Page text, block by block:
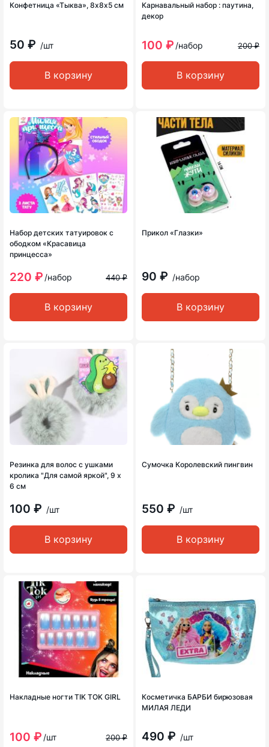
Конфетница «Тыква», 8х8х5 см
50 ₽ /шт
В корзину
Карнавальный набор : паутина,
декор
100 ₽ /набор 200 ₽
В корзину
Набор детских татуировок с
ободком «Красавица
принцесса»
220 ₽ /набор 440 ₽
В корзину
Прикол «Глазки»
90 ₽ /набор
В корзину
Резинка для волос с ушками
кролика "Для самой яркой", 9 х
6 см
100 ₽ /шт
В корзину
Сумочка Королевский пингвин
550 ₽ /шт
В корзину
Накладные ногти TIK TOK GIRL
100 ₽ /шт 200 ₽
Косметичка БАРБИ бирюзовая
МИЛАЯ ЛЕДИ
490 ₽ /шт